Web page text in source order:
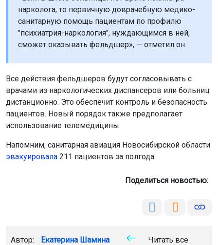
нарколога, то первичную доврачебную медико-
санитарную помощь пациентам по профилю
"психиатрия-наркология", нуждающимся в ней,
сможет оказывать фельдшер», — отметил он.
Все действия фельдшеров будут согласовывать с
врачами из наркологических диспансеров или больниц
дистанционно. Это обеспечит контроль и безопасность
пациентов. Новый порядок также предполагает
использование телемедицины.
Напомним, санитарная авиация Новосибирской области
эвакуировала 211 пациентов за полгода.
Поделиться новостью:
Автор: Екатерина Шамина
Читать все